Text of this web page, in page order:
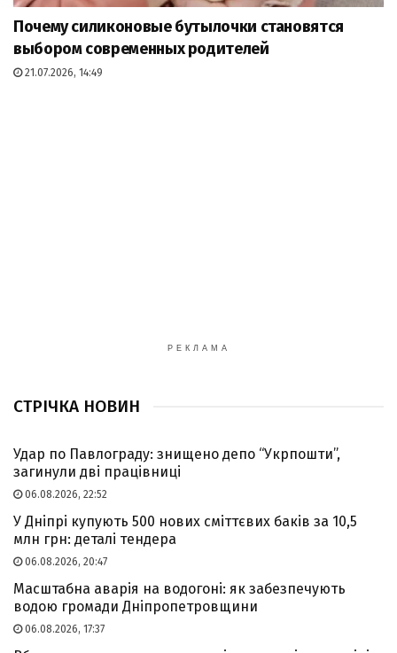
Почему силиконовые бутылочки становятся
выбором современных родителей
21.07.2026, 14:49
РЕКЛАМА
СТРІЧКА НОВИН
Удар по Павлограду: знищено депо “Укрпошти”,
загинули дві працівниці
06.08.2026, 22:52
У Дніпрі купують 500 нових сміттєвих баків за 10,5
млн грн: деталі тендера
06.08.2026, 20:47
Масштабна аварія на водогоні: як забезпечують
водою громади Дніпропетровщини
06.08.2026, 17:37